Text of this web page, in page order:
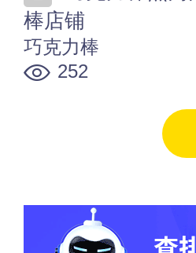
棒店铺
巧克力棒
252